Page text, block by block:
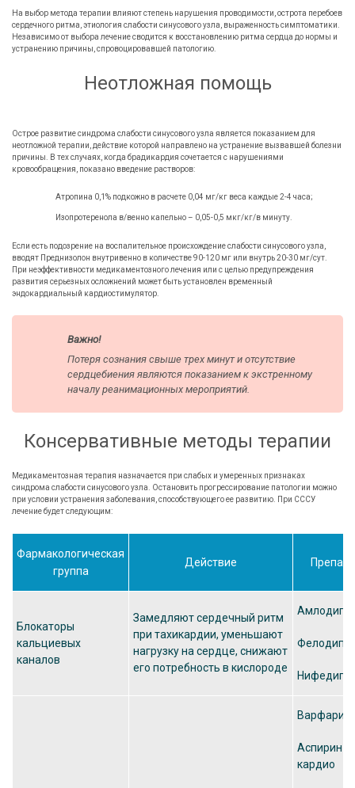
На выбор метода терапии влияют степень нарушения проводимости, острота перебоев
сердечного ритма, этиология слабости синусового узла, выраженность симптоматики.
Независимо от выбора лечение сводится к восстановлению ритма сердца до нормы и
устранению причины, спровоцировавшей патологию.
Неотложная помощь
Острое развитие синдрома слабости синусового узла является показанием для
неотложной терапии, действие которой направлено на устранение вызвавшей болезни
причины. В тех случаях, когда брадикардия сочетается с нарушениями
кровообращения, показано введение растворов:
Атропина 0,1% подкожно в расчете 0,04 мг/кг веса каждые 2-4 часа;
Изопротеренола в/венно капельно – 0,05-0,5 мкг/кг/в минуту.
Если есть подозрение на воспалительное происхождение слабости синусового узла,
вводят Преднизолон внутривенно в количестве 90-120 мг или внутрь 20-30 мг/сут.
При неэффективности медикаментозного лечения или с целью предупреждения
развития серьезных осложнений может быть установлен временный
эндокардиальный кардиостимулятор.
Важно!
Потеря сознания свыше трех минут и отсутствие
сердцебиения являются показанием к экстренному
началу реанимационных мероприятий.
Консервативные методы терапии
Медикаментозная терапия назначается при слабых и умеренных признаках
синдрома слабости синусового узла. Остановить прогрессирование патологии можно
при условии устранения заболевания, способствующего ее развитию. При СССУ
лечение будет следующим:
Фармакологическая
группа
Действие
Блокаторы
кальциевых
каналов
Замедляют сердечный ритм
при тахикардии, уменьшают
нагрузку на сердце, снижают
его потребность в кислороде
Варфарин
Аспирин-
кардио